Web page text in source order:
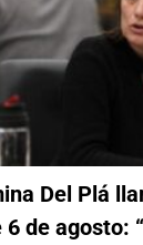
Del Plá
6 de agosto: